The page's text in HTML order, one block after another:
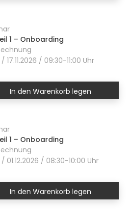
1 – Onboarding
/ 09:30-11:00 Uhr
In den Warenkorb legen
1 – Onboarding
/ 08:30-10:00 Uhr
In den Warenkorb legen